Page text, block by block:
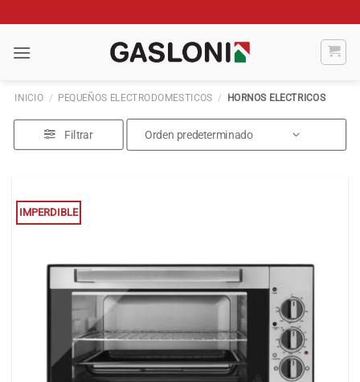
al
contenido
INICIO / PEQUEÑOS ELECTRODOMESTICOS / HORNOS ELECTRICOS
Filtrar
IMPERDIBLE